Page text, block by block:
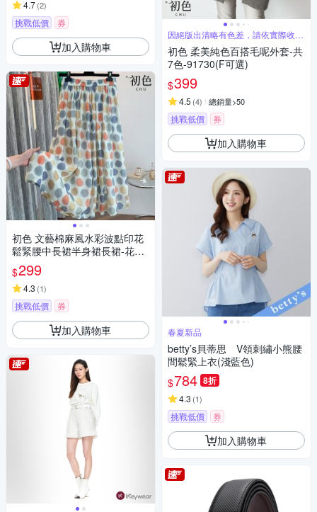
4.7(2)
挑戰低價 券
加入購物車
初色 文藝棉麻風水彩波點印花
鬆緊腰中長裙半身裙長裙-花色-
12678(M-2XL可選)
$299
4.3 (1)
挑戰低價 券
加入購物車
因絕版出清略有色差，請依實際收到
商品為主
初色 柔美純色百搭毛呢外套-共
7色-91730(F可選)
$399
4.5 (4) 總銷量>50
挑戰低價 券
加入購物車
春夏新品
betty’s貝蒂思 V領刺繡小熊腰
間鬆緊上衣(淺藍色)
$784 8折
4.3 (1)
挑戰低價 券
加入購物車